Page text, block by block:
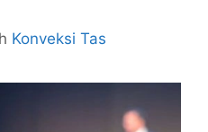
Konveksi Tas